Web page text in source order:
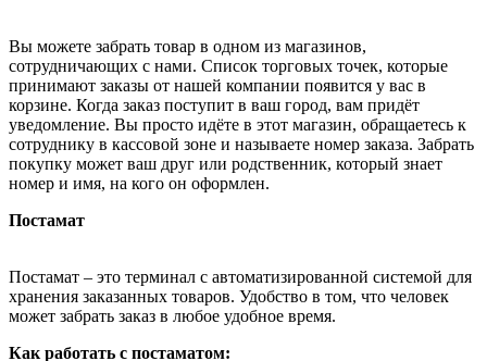
Вы можете забрать товар в одном из магазинов,
сотрудничающих с нами. Список торговых точек, которые
принимают заказы от нашей компании появится у вас в
корзине. Когда заказ поступит в ваш город, вам придёт
уведомление. Вы просто идёте в этот магазин, обращаетесь к
сотруднику в кассовой зоне и называете номер заказа. Забрать
покупку может ваш друг или родственник, который знает
номер и имя, на кого он оформлен.
Постамат
Постамат – это терминал с автоматизированной системой для
хранения заказанных товаров. Удобство в том, что человек
может забрать заказ в любое удобное время.
Как работать с постаматом: